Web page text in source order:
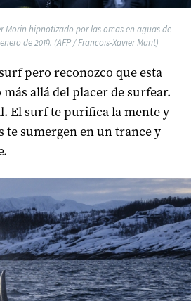
Morin hipnotizado por las orcas en aguas de
de 2019. (AFP / Francois-Xavier Marit)
pero reconozco que esta
allá del placer de surfear.
El surf te purifica la mente y
te sumergen en un trance y